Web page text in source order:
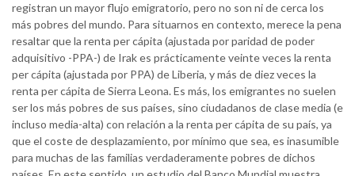
registran un mayor flujo emigratorio, pero no son ni de cerca los
más pobres del mundo. Para situarnos en contexto, merece la pena
resaltar que la renta per cápita (ajustada por paridad de poder
adquisitivo -PPA-) de Irak es prácticamente veinte veces la renta
per cápita (ajustada por PPA) de Liberia, y más de diez veces la
renta per cápita de Sierra Leona. Es más, los emigrantes no suelen
ser los más pobres de sus países, sino ciudadanos de clase media (e
incluso media-alta) con relación a la renta per cápita de su país, ya
que el coste de desplazamiento, por mínimo que sea, es inasumible
para muchas de las familias verdaderamente pobres de dichos